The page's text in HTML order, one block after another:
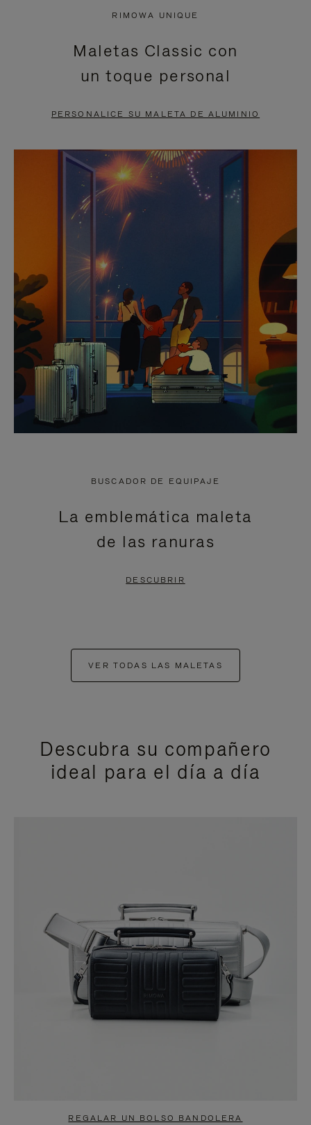
PAUSADO,
PULSE
PARA
ESTÁ
DESACTIVADO:
PULSE
ACTIVARLO.
RIMOWA UNIQUE
Maletas Classic con
un toque personal
PERSONALICE SU MALETA DE ALUMINIO
BUSCADOR DE EQUIPAJE
La emblemática maleta
de las ranuras
DESCUBRIR
VER TODAS LAS MALETAS
Descubra su compañero
ideal para el día a día
REGALAR UN BOLSO BANDOLERA